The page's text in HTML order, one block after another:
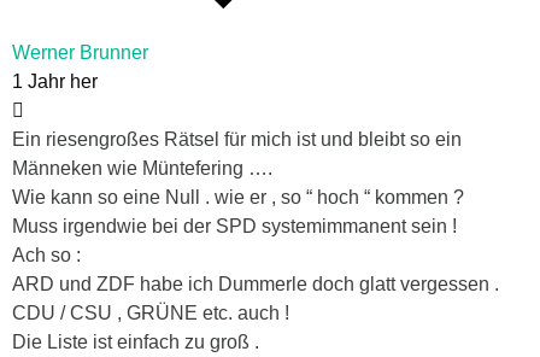
Werner Brunner
1 Jahr her
Ein riesengroßes Rätsel für mich ist und bleibt so ein
Männeken wie Müntefering ….
Wie kann so eine Null . wie er , so “ hoch “ kommen ?
Muss irgendwie bei der SPD systemimmanent sein !
Ach so :
ARD und ZDF habe ich Dummerle doch glatt vergessen .
CDU / CSU , GRÜNE etc. auch !
Die Liste ist einfach zu groß .